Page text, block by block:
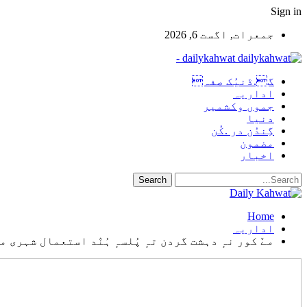
Sign in
جمعرات, اگست 6, 2026
dailykahwat -
گ.ڈنیُک صفہ
اداریہ
جموں وکشمیر
دنیا
گِندُن در .کُن
مضمون
اخبار
Home
اداریہ
مےٚ کور نہٕ دہشت گردن تہٕ پُلسہٕ ہُنٛد استعمال شہری